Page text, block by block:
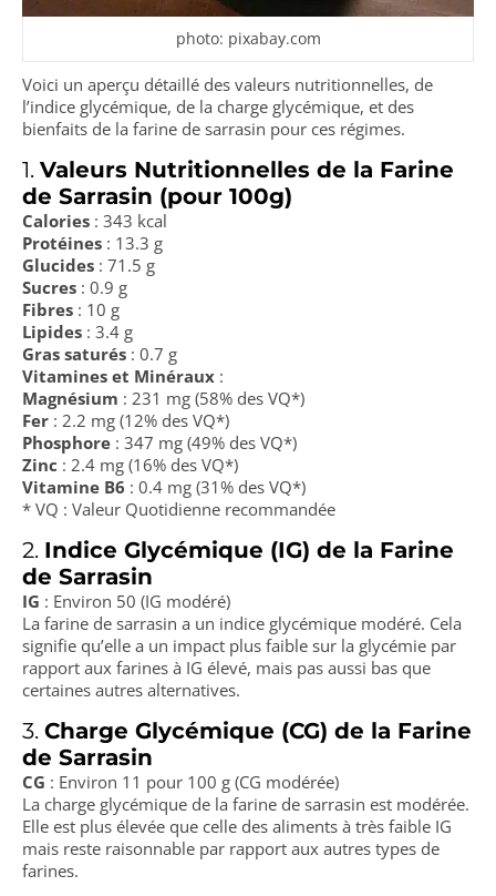
photo: pixabay.com
Voici un aperçu détaillé des valeurs nutritionnelles, de
l’indice glycémique, de la charge glycémique, et des
bienfaits de la farine de sarrasin pour ces régimes.
1. Valeurs Nutritionnelles de la Farine
de Sarrasin (pour 100g)
Calories : 343 kcal
Protéines : 13.3 g
Glucides : 71.5 g
Sucres : 0.9 g
Fibres : 10 g
Lipides : 3.4 g
Gras saturés : 0.7 g
Vitamines et Minéraux :
Magnésium : 231 mg (58% des VQ*)
Fer : 2.2 mg (12% des VQ*)
Phosphore : 347 mg (49% des VQ*)
Zinc : 2.4 mg (16% des VQ*)
Vitamine B6 : 0.4 mg (31% des VQ*)
* VQ : Valeur Quotidienne recommandée
2. Indice Glycémique (IG) de la Farine
de Sarrasin
IG : Environ 50 (IG modéré)
La farine de sarrasin a un indice glycémique modéré. Cela
signifie qu’elle a un impact plus faible sur la glycémie par
rapport aux farines à IG élevé, mais pas aussi bas que
certaines autres alternatives.
3. Charge Glycémique (CG) de la Farine
de Sarrasin
CG : Environ 11 pour 100 g (CG modérée)
La charge glycémique de la farine de sarrasin est modérée.
Elle est plus élevée que celle des aliments à très faible IG
mais reste raisonnable par rapport aux autres types de
farines.